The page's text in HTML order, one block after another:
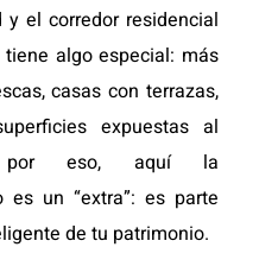
el corredor residencial
algo especial: más
casas con terrazas,
expuestas al
eso, aquí la
es un “extra”: es parte
de tu patrimonio.